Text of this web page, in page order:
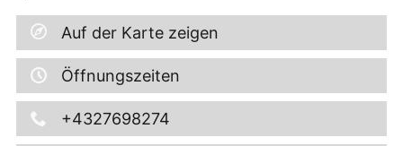
Auf der Karte zeigen
Öffnungszeiten
+4327698274